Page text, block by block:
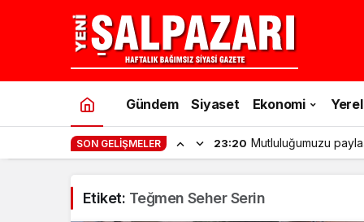
Gündem Siyaset Ekonomi Yerel
SON GELIŞMELER 23:20 Mutluluğumuzu
Etiket: Teğmen Seher Serin